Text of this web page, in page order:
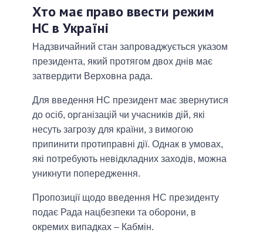
Хто має право ввести режим
НС в Україні
Надзвичайний стан запроваджується указом
президента, який протягом двох днів має
затвердити Верховна рада.
Для введення НС президент має звернутися
до осіб, організацій чи учасників дій, які
несуть загрозу для країни, з вимогою
припинити протиправні дії. Однак в умовах,
які потребують невідкладних заходів, можна
уникнути попередження.
Пропозиції щодо введення НС президенту
подає Рада нацбезпеки та оборони, в
окремих випадках – Кабмін.